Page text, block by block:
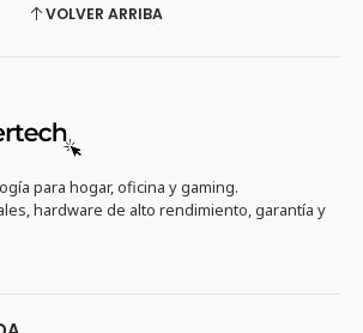
VOLVER ARRIBA
para hogar, oficina y gaming.
hardware de alto rendimiento, garantía y